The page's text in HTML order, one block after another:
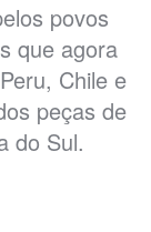
povos
que agora
Chile e
peças de
do Sul.